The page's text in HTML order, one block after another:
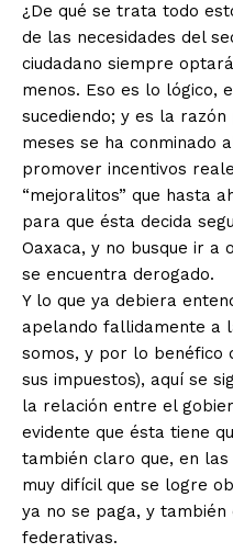
+ Todas las formas de lucha,
¿De qué se trata todo
de las necesidades del
ciudadano siempre
menos. Eso es lo lógico,
sucediendo; y es la
meses se ha conminado
promover incentivos
“mejoralitos” que hasta
para que ésta decida
Oaxaca, y no busque ir a
se encuentra derogado.
Y lo que ya debiera
apelando fallidamente a
somos, y por lo benéfico
sus impuestos), aquí se
la relación entre el
evidente que ésta tiene
también claro que, en
muy difícil que se logre
ya no se paga, y
federativas.